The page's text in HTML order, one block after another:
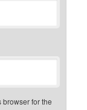
for the